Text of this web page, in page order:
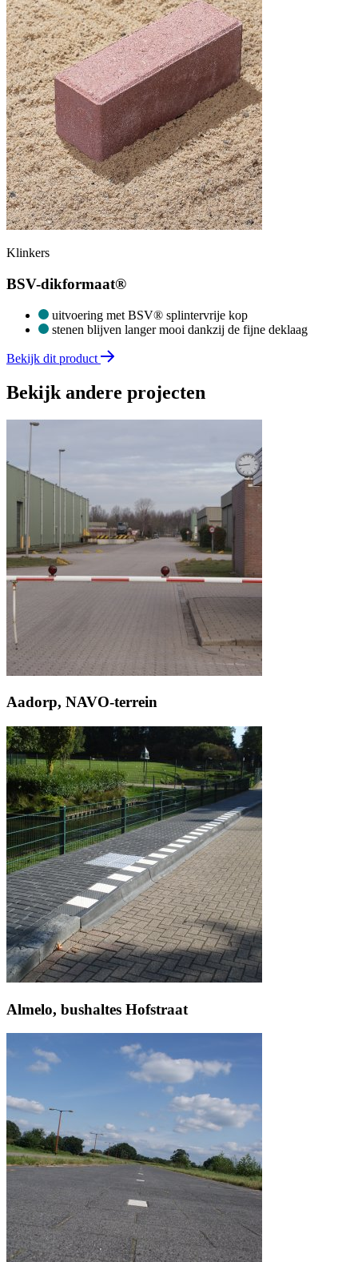
Klinkers
BSV-dikformaat®
uitvoering met BSV® splintervrije kop
stenen blijven langer mooi dankzij de fijne deklaag
Bekijk dit product
Bekijk andere projecten
Aadorp, NAVO-terrein
Almelo, bushaltes Hofstraat